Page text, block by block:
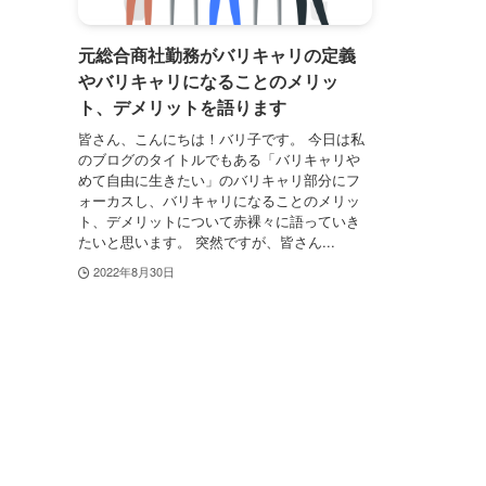
元総合商社勤務がバリキャリの定義
やバリキャリになることのメリッ
ト、デメリットを語ります
皆さん、こんにちは！バリ子です。 今日は私
のブログのタイトルでもある「バリキャリや
めて自由に生きたい」のバリキャリ部分にフ
ォーカスし、バリキャリになることのメリッ
ト、デメリットについて赤裸々に語っていき
たいと思います。 突然ですが、皆さん...
2022年8月30日